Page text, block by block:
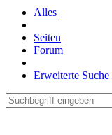
Alles
Seiten
Forum
Erweiterte Suche